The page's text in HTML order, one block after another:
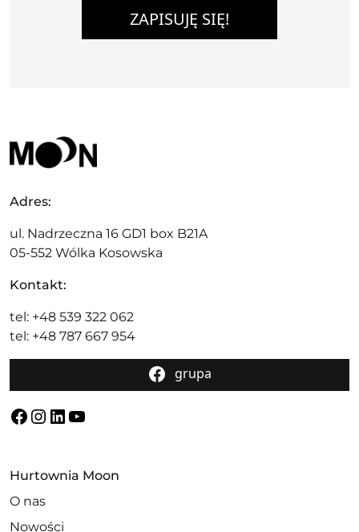
ZAPISUJĘ SIĘ!
Adres:
ul. Nadrzeczna 16 GD1 box B21A
05-552 Wólka Kosowska
Kontakt:
tel: +48 539 322 062
tel: +48 787 667 954
grupa
Facebook
Instagram
LinkedIn
YouTube
Hurtownia Moon
O nas
Nowości